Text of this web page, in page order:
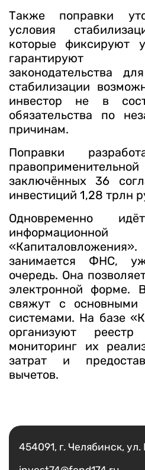
Также поправки
условия
которые фиксируют
гарантируют
законодательства
стабилизации
инвестор не в
обязательства по
причинам.
Поправки
заключённых 36
инвестиций 1,28 трлн
Одновременно
занимается ФНС,
очередь. Она
электронной форме.
свяжут с основными
системами. На базе
организуют
мониторинг их
затрат и
вычетов.
454091, г. Челябинск, ул.